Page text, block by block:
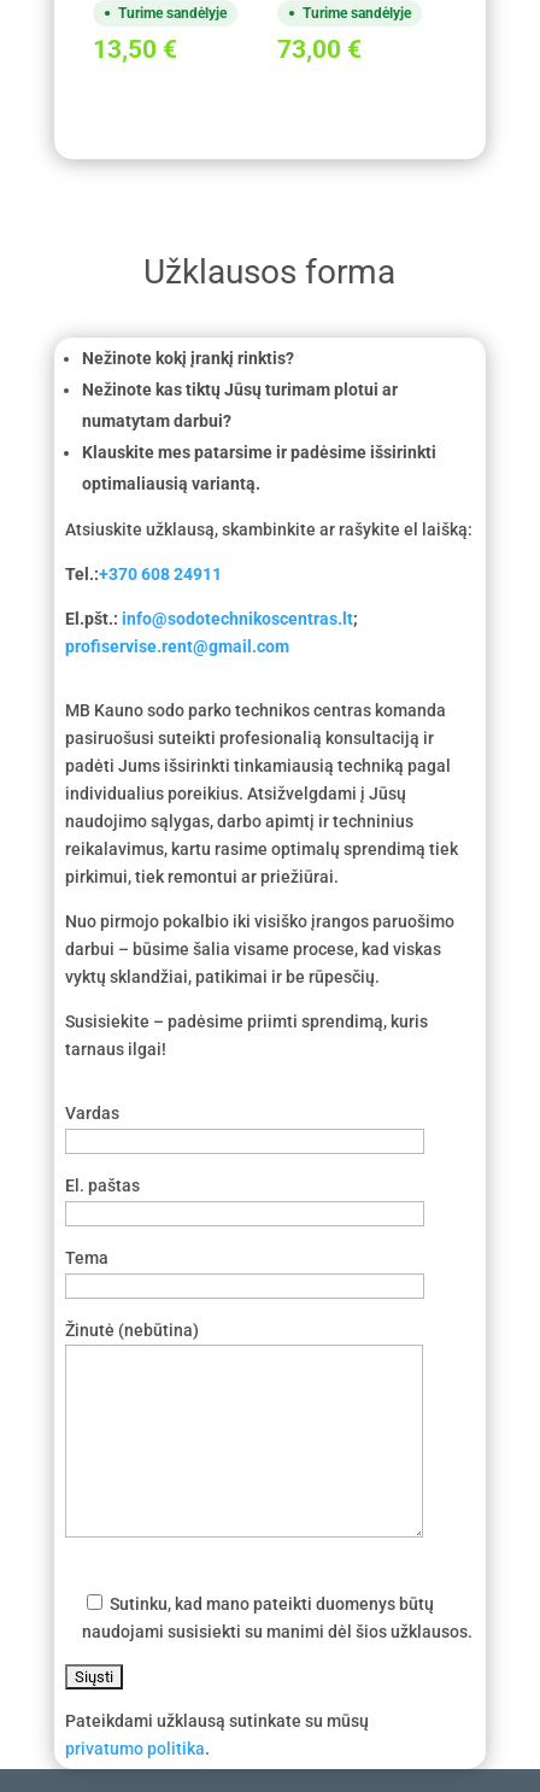
Turime sandėlyje
13,50 €
Turime sandėlyje
73,00 €
Užklausos forma
Nežinote kokį įrankį rinktis?
Nežinote kas tiktų Jūsų turimam plotui ar
numatytam darbui?
Klauskite mes patarsime ir padėsime išsirinkti
optimaliausią variantą.
Atsiuskite užklausą, skambinkite ar rašykite el laišką:
Tel.:+370 608 24911
El.pšt.: info@sodotechnikoscentras.lt;
profiservise.rent@gmail.com
MB Kauno sodo parko technikos centras komanda
pasiruošusi suteikti profesionalią konsultaciją ir
padėti Jums išsirinkti tinkamiausią techniką pagal
individualius poreikius. Atsižvelgdami į Jūsų
naudojimo sąlygas, darbo apimtį ir techninius
reikalavimus, kartu rasime optimalų sprendimą tiek
pirkimui, tiek remontui ar priežiūrai.
Nuo pirmojo pokalbio iki visiško įrangos paruošimo
darbui – būsime šalia visame procese, kad viskas
vyktų sklandžiai, patikimai ir be rūpesčių.
Susisiekite – padėsime priimti sprendimą, kuris
tarnaus ilgai!
Vardas
El. paštas
Tema
Žinutė (nebūtina)
Sutinku, kad mano pateikti duomenys būtų
naudojami susisiekti su manimi dėl šios užklausos.
Pateikdami užklausą sutinkate su mūsų
privatumo politika.